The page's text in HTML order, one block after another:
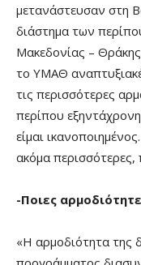
μετανάστευσαν στη
διάστημα των
Μακεδονίας –
το ΥΜΑΘ
τις περισσότερες
περίπου
είμαι
ακόμα περισσότερες,
-Ποιες
«Η αρμοδιότητα της